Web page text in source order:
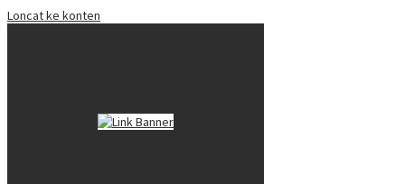
Loncat ke konten